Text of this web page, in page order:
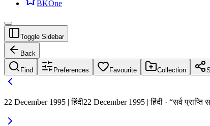
BKOne
Toggle Sidebar
Back
Find Preferences Favourite Collection
22 December 1995 | हिंदी22 December 1995 | हिंदी · “सर्व